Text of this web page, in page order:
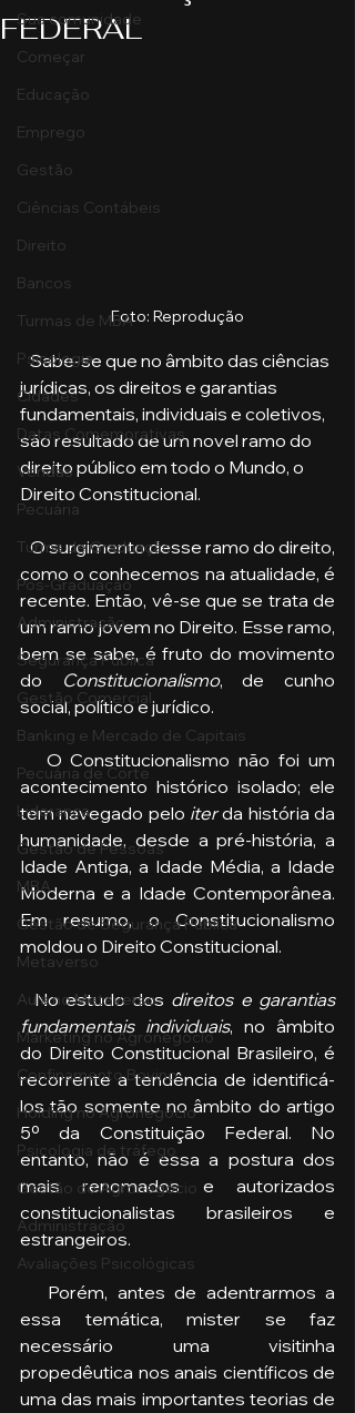
Sua comunidade
Começar
Educação
Emprego
Gestão
Ciências Contábeis
Direito
Bancos
Turmas de MBA
Psicologia
Cidades
Datas Comemorativas
Vendas
Pecuária
Turma de Graduação
Pós-Graduação
Administração
Segurança Publica
Gestão Comercial
Banking e Mercado de Capitais
Pecuária de Corte
Liderança
Gestão de Pessoas
MBA
Gestão de Segurança Publica
Metaverso
Aula no Metaverso
Marketing no Agronegócio
Confinamento Bovino
Holding no Agronegócio
Psicologia de tráfego
Gestão do Agronegócio
Administração
Avaliações Psicológicas
FEDERAL
Foto: Reprodução
   Sabe-se que no âmbito das ciências
jurídicas, os direitos e garantias
fundamentais, individuais e coletivos,
são resultado de um novel ramo do
direito público em todo o Mundo, o
Direito Constitucional.
   O surgimento desse ramo do direito,
como o conhecemos na atualidade, é
recente. Então, vê-se que se trata de
um ramo jovem no Direito. Esse ramo,
bem se sabe, é fruto do movimento
do
Constitucionalismo, de cunho
social, político e jurídico.
acontecimento histórico isolado; ele
tem navegado pelo iter da história da
humanidade, desde a pré-história, a
Idade Antiga, a Idade Média, a Idade
Moderna e a Idade Contemporânea.
Em resumo, o Constitucionalismo
moldou o Direito Constitucional.
  No estudo dos
direitos e garantias
fundamentais individuais, no âmbito
do Direito Constitucional Brasileiro, é
recorrente a tendência de identificá-
los tão somente no âmbito do artigo
5º da Constituição Federal. No
entanto, não é essa a postura dos
mais renomados e autorizados
constitucionalistas brasileiros e
estrangeiros.
essa temática, mister se faz
necessário uma visitinha
propedêutica nos anais científicos de
uma das mais importantes teorias de